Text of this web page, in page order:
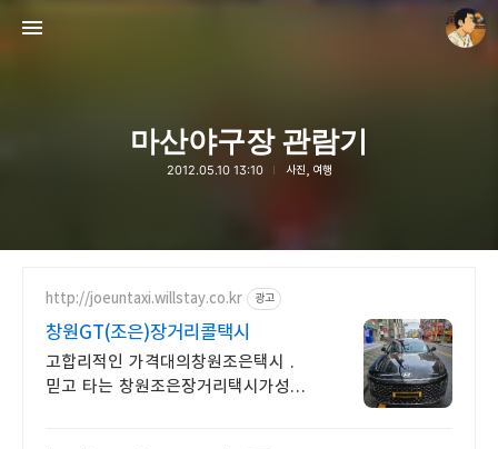
마산야구장 관람기
2012.05.10 13:10 사진, 여행
http://joeuntaxi.willstay.co.kr 광고
창원GT(조은)장거리콜택시
고합리적인 가격대의창원조은택시 .
믿고 타는 창원조은장거리택시가성비
thebravepost.com